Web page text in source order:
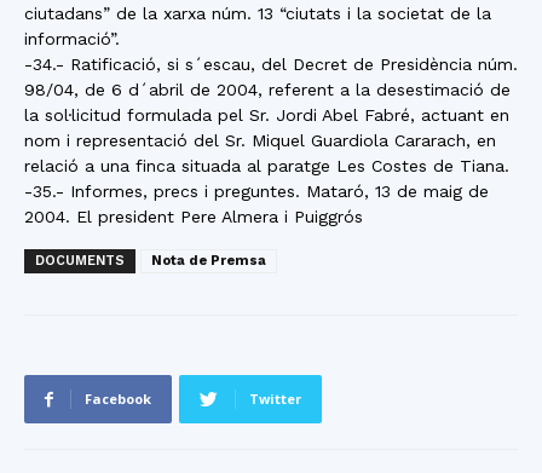
ciutadans” de la xarxa núm. 13 “ciutats i la societat de la
informació”.
-34.- Ratificació, si s´escau, del Decret de Presidència núm.
98/04, de 6 d´abril de 2004, referent a la desestimació de
la sol·licitud formulada pel Sr. Jordi Abel Fabré, actuant en
nom i representació del Sr. Miquel Guardiola Cararach, en
relació a una finca situada al paratge Les Costes de Tiana.
-35.- Informes, precs i preguntes. Mataró, 13 de maig de
2004. El president Pere Almera i Puiggrós
DOCUMENTS Nota de Premsa
Facebook Twitter